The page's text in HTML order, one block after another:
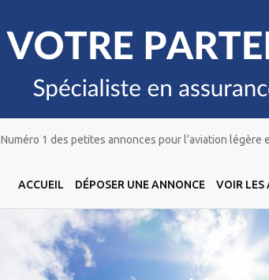
Numéro 1 des petites annonces pour l’aviation légère
ACCUEIL DÉPOSER UNE ANNONCE VOIR LES